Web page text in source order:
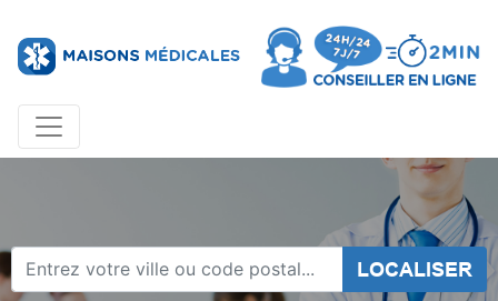
LOCALISER